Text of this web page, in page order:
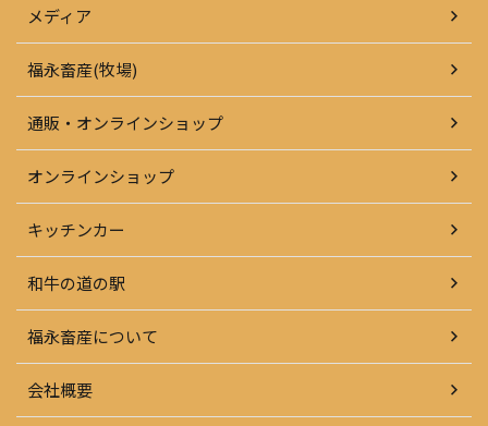
メディア
福永畜産(牧場)
通販・オンラインショップ
オンラインショップ
キッチンカー
和牛の道の駅
福永畜産について
会社概要